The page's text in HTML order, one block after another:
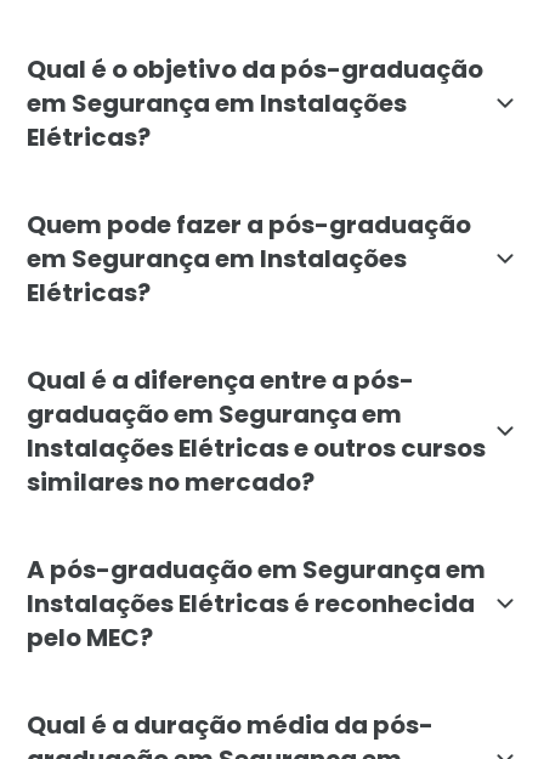
Qual é o objetivo da pós-graduação
em Segurança em Instalações
Elétricas?
Quem pode fazer a pós-graduação
em Segurança em Instalações
Elétricas?
Qual é a diferença entre a pós-
graduação em Segurança em
Instalações Elétricas e outros cursos
similares no mercado?
A pós-graduação em Segurança em
Instalações Elétricas é reconhecida
pelo MEC?
Qual é a duração média da pós-